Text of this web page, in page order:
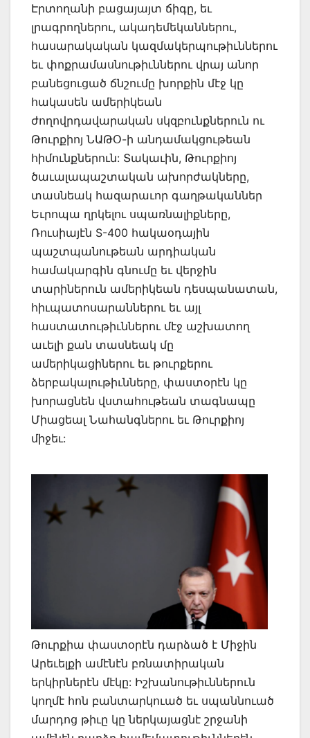
Էրտողանի բացայայտ ճիգը, եւ
լրագրողներու, ակադեմեկաններու,
հասարակական կազմակերպութիւններու
եւ փոքրամասնութիւններու վրայ անոր
բանեցուցած ճնշումը խորքին մէջ կը
հակասեն ամերիկեան
ժողովրդավարական սկզբունքներուն ու
Թուրքիոյ ՆԱԹՕ-ի անդամակցութեան
հիմունքներուն: Տակաւին, Թուրքիոյ
ծաւալապաշտական ախորժակները,
տասնեակ հազարաւոր գաղթականներ
Եւրոպա ղրկելու սպառնալիքները,
Ռուսիայէն S-400 հակաօդային
պաշտպանութեան արդիական
համակարգին գնումը եւ վերջին
տարիներուն ամերիկեան դեսպանատան,
հիւպատոսարաններու եւ այլ
հաստատութիւններու մէջ աշխատող
աւելի քան տասնեակ մը
ամերիկացիներու եւ թուրքերու
ձերբակալութիւնները, փաստօրէն կը
խորացնեն վստահութեան տագնապը
Միացեալ Նահանգներու եւ Թուրքիոյ
միջեւ:
Թուրքիա փաստօրէն դարձած է Միջին
Արեւելքի ամէնէն բռնատիրական
երկիրներէն մէկը: Իշխանութիւններուն
կողմէ հոն բանտարկուած եւ սպաննուած
մարդոց թիւը կը ներկայացնէ շրջանի